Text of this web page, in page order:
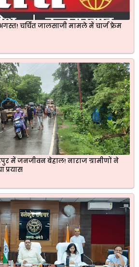
चर्चित जालसाजी मामले में चार्ज फ्रेम
में जनजीवन बेहाल! नाराज ग्रामीणों ने
प्रयास